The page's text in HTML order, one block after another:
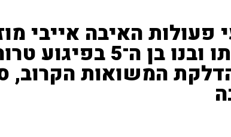
פעולות האיבה אייבי
שאיבד את אשתו ובנו בן
המשואות הקרוב,